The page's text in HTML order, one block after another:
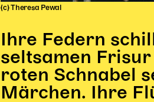
(c) Theresa Pewal
Ihre Federn
seltsamen
roten Schnabel
Märchen. Ihre